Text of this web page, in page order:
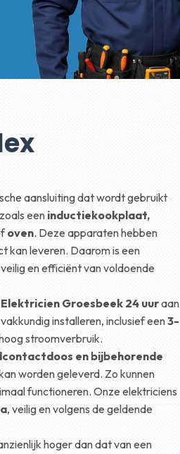
aansluiting dat wordt gebruikt
eeninductiekookplaat,
oven. Deze apparaten hebben
kan leveren. Daarom is een
en efficiënt van voldoende
Elektricien Groesbeek 24 uuraan
vakkundig installeren, inclusief een3-
stroomverbruik.
en bijbehorende
worden geleverd. Zo kunnen
functioneren. Onze elektriciens
, veilig en volgens de geldende
hoger dan dat van een